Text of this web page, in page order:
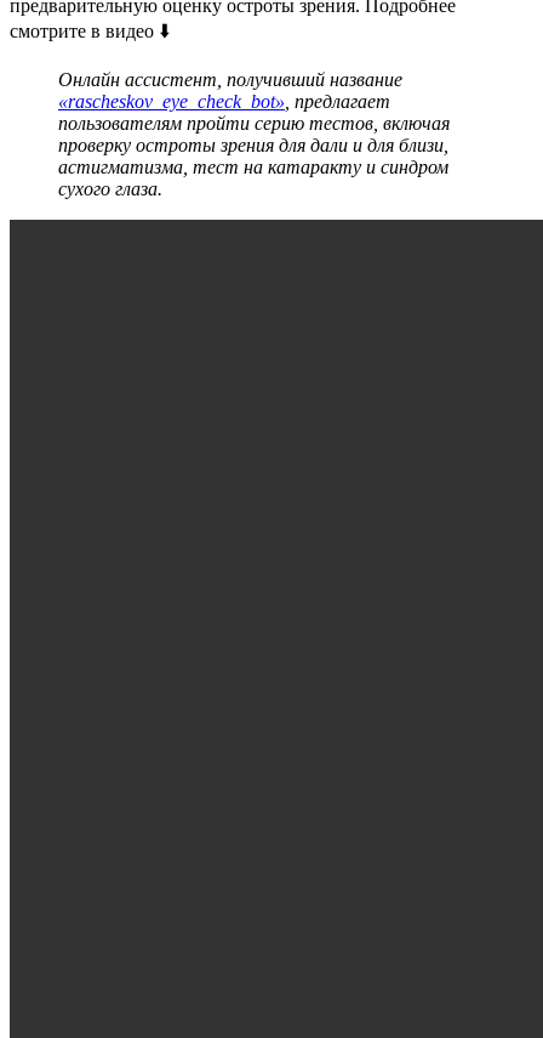
предварительную оценку остроты зрения. Подробнее
смотрите в видео ⬇️
Онлайн ассистент, получивший название
«rascheskov_eye_check_bot» , предлагает
пользователям пройти серию тестов, включая
проверку остроты зрения для дали и для близи,
астигматизма, тест на катаракту и синдром
сухого глаза.